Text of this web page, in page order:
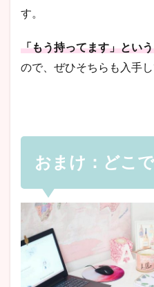
す。
「もう持ってます」とい
ので、ぜひそちらも入手
おまけ：どこ